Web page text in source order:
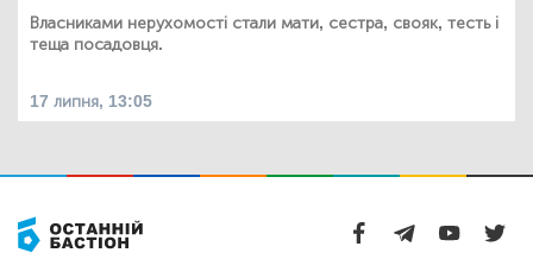
Власниками нерухомості стали мати, сестра, свояк, тесть і
теща посадовця.
17 липня, 13:05